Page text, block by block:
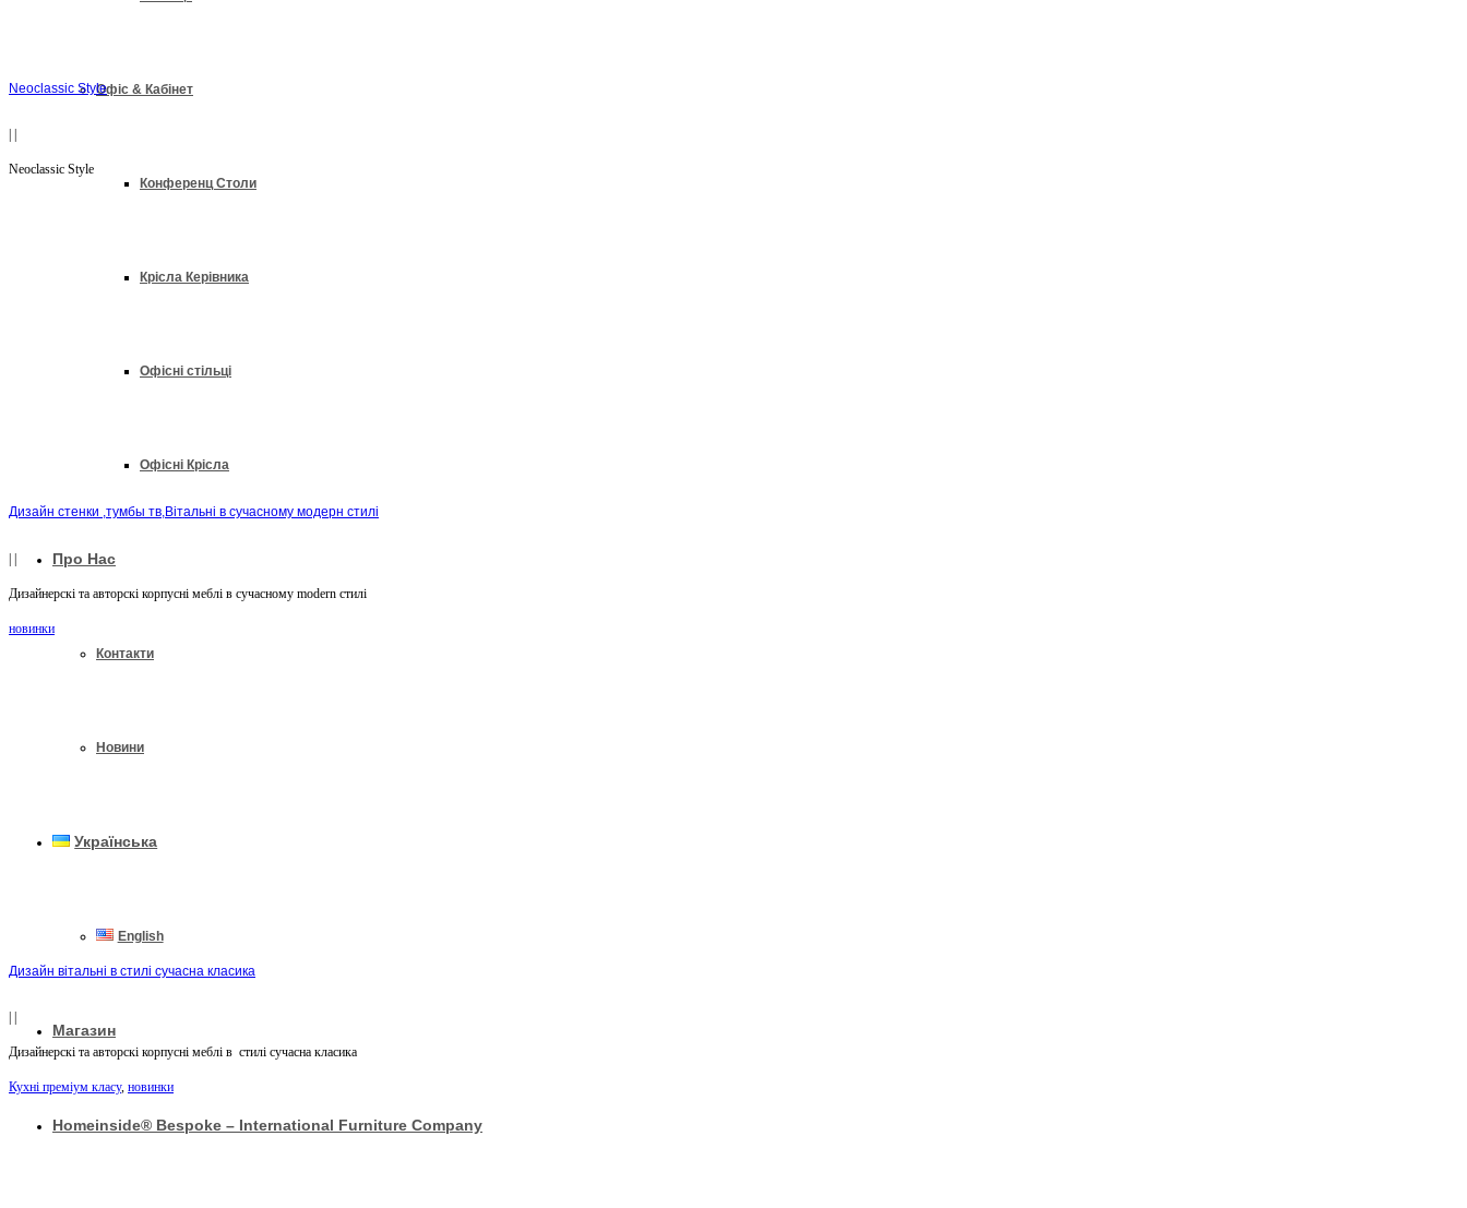
Офіс & Кабінет
Конференц Столи
Крісла Керівника
Офісні стільці
Офісні Крісла
Про Нас
Контакти
Новини
Українська
English
Магазин
Homeinside® Bespoke – International Furniture Company
Neoclassic Style
Neoclassic Style
Дизайн стенки ,тумбы тв,Вітальні в сучасному модерн стилі
| |
Дизайнерскі та авторскі корпусні меблі в сучасному modern стилі
новинки
Дизайн вітальні в стилі сучасна класика
| |
Дизайнерскі та авторскі корпусні меблі в стилі сучасна класика
Кухні преміум класу, новинки